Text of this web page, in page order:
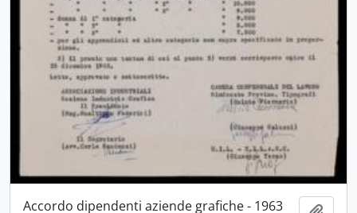
Accordo dipendenti aziende grafiche - 1963